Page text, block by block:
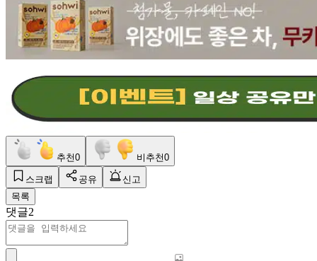
추천0 비추천0
스크랩 공유
신고
목록
댓글2